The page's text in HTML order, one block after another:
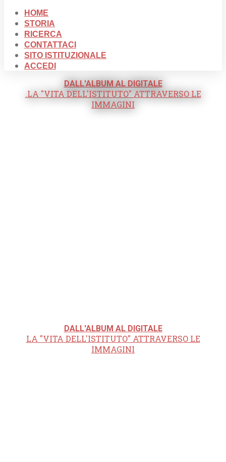
HOME
STORIA
RICERCA
CONTATTACI
SITO ISTITUZIONALE
ACCEDI
DALL'ALBUM AL DIGITALE
.LA "VITA DELL'ISTITUTO" ATTRAVERSO LE
IMMAGINI
DALL'ALBUM AL DIGITALE
LA "VITA DELL'ISTITUTO" ATTRAVERSO LE
IMMAGINI